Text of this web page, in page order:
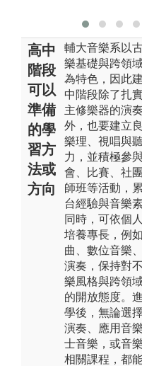
高中
階段
可以
準備
的學
習方
法或
方向
輔大音樂系以
樂基礎與跨領
為特色，因此
中階段除了扎
主修樂器的演
外，也要建立
樂理、視唱與
力，並積極參
會、比賽、社
師班等活動，
台經驗與音樂素
同時，可依個
培養專長，例
曲、數位音樂
演奏，保持對
樂風格與跨領
的開放態度。
學後，無論選
演奏、應用音
士音樂，或音
相關課程，都